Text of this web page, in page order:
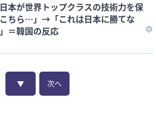
本が世界トップクラスの技術力を保
ちら…」→「これは日本に勝てな
＝韓国の反応
▼ 次へ